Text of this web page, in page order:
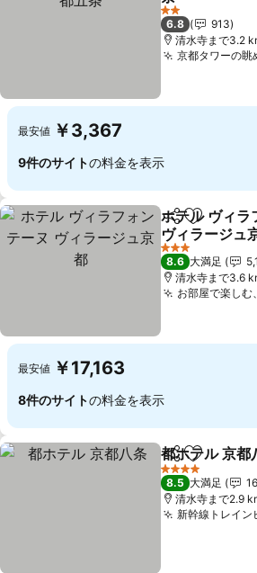
料金を表示
2 ホテルのランク
6.8
913
清水寺まで3.2
京都タワーの眺
最安値 ￥3,367
9件のサイトの料金を表示
シェアお気に入
ホテル ヴィラ
ヴィラージュ
料金を表示
3 ホテルのランク
8.6 大満足
清水寺まで3.6
お部屋で楽しむ
最安値 ￥17,163
8件のサイトの料金を表示
シェアお気に入
都ホテル 京都
4 ホテルのランク
8.5 大満足
清水寺まで2.9
新幹線トレイン